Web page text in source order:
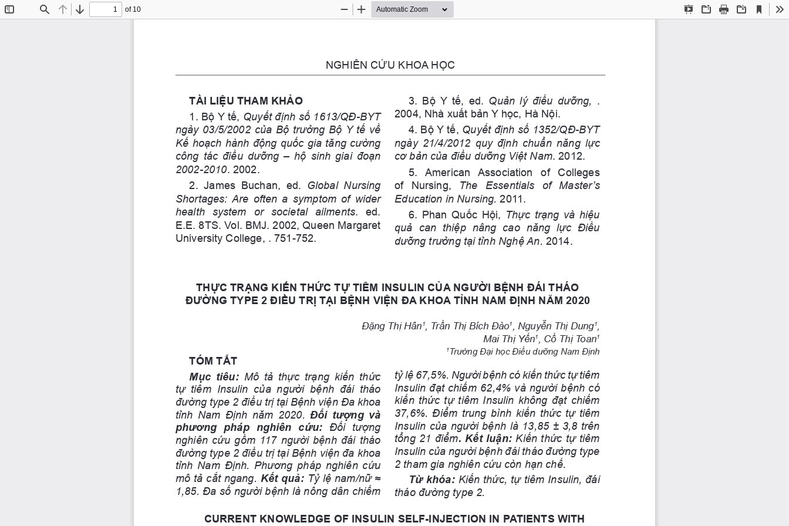
Find Previous
Next
of 10
Presentation
OpenPrint Download
Current
View
Zoom
Zoom
NGHIÊN CỨU KHOA HỌC
TÀI LIỆU THAM KHẢO
1. Bộ Y tế, Quyết định số 1613/QĐ-BYT
ngày 03/5/2002 của Bộ trưởng Bộ Y tế về
Kế hoạch hành động quốc gia tăng cường
công tác điều dưỡng – hộ sinh giai đoạn
2002-2010. 2002.
2.  James  Buchan,  ed.
Global  Nursing
Shortages: Are often a symptom of wider
health  system  or  societal  ailments .  ed.
E.E. 8TS. Vol. BMJ. 2002, Queen Margaret
University College, . 751-752.
3. Bộ Y tế, ed. Quản lý điều dưỡng,
2004, Nhà xuất bản Y học, Hà Nội.
4. Bộ Y tế, Quyết định số 1352/QĐ-BYT
ngày 21/4/2012 quy định chuẩn năng lực
cơ bản của điều dưỡng Việt Nam. 2012.
5.  American  Association  of  Colleges
of  Nursing,
The  Essentials  of  Master’s
Education in Nursing. 2011.
6. Phan Quốc Hội,
Thực trạng và hiệu
quả  can  thiệp  nâng  cao  năng  lực  Điều
dưỡng trưởng tại tỉnh Nghệ An. 2014.
THỰC TRẠNG KIẾN THỨC TỰ TIÊM INSULIN CỦA NGƯỜI BỆNH ĐÁI THÁO
ĐƯỜNG TYPE 2 ĐIỀU TRỊ TẠI BỆNH VIỆN ĐA KHOA TỈNH NAM ĐỊNH NĂM 2020
Đặng Thị Hân1 , Trần Thị Bích Đào1 , Nguyễn Thị Dung1
Mai Thị Yến1 , Cồ Thị Toan1
1Trường Đại học Điều dưỡng Nam Định
TÓM TẮT
Mục tiêu: Mô  tả  thực  trạng  kiến  thức
tự  tiêm  Insulin  của  người  bệnh  đái  tháo
đường type 2 điều trị tại Bệnh viện Đa khoa
tỉnh  Nam  Định  năm  2020.
Đối tượng và
phương  pháp  nghiên  cứu: Đối  tượng
nghiên cứu gồm 117 người bệnh đái tháo
đường type 2 điều trị tại Bệnh viện đa khoa
tỉnh Nam Định. Phương pháp nghiên cứu
mô tả cắt ngang.
Kết quả: Tỷ lệ nam/nữ ≈
1,85. Đa số người bệnh là nông dân chiếm
tỷ lệ 67,5%. Người bệnh có kiến thức tự tiêm
Insulin đạt chiếm 62,4% và người bệnh có
kiến thức tự tiêm Insulin không đạt chiếm
37,6%. Điểm trung bình kiến thức tự tiêm
Insulin của người bệnh là 13,85 ± 3,8 trên
tổng 21 điểm. Kết luận: Kiến thức tự tiêm
Insulin của người bệnh đái tháo đường type
2 tham gia nghiên cứu còn hạn chế.
Từ khóa: Kiến thức, tự tiêm Insulin, đái
tháo đường type 2.
CURRENT KNOWLEDGE OF INSULIN SELF-INJECTION IN PATIENTS WITH